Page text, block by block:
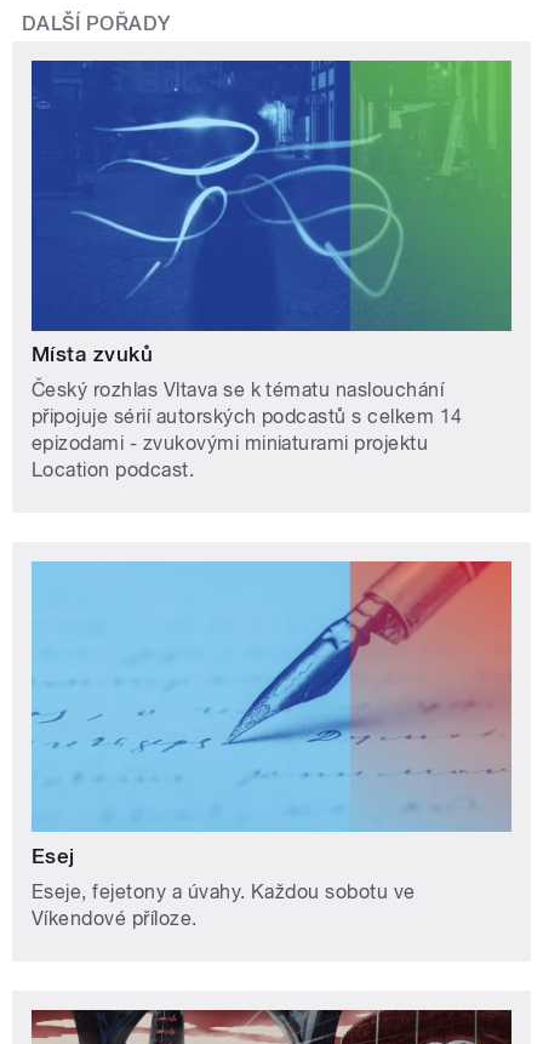
DALŠÍ POŘADY
Místa zvuků
Český rozhlas Vltava se k tématu naslouchání
připojuje sérií autorských podcastů s celkem 14
epizodami - zvukovými miniaturami projektu
Location podcast.
Esej
Eseje, fejetony a úvahy. Každou sobotu ve
Víkendové příloze.